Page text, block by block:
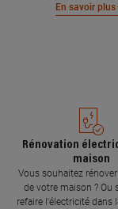
En savoir plus
Rénovation
maison
Vous souhaitez
de votre maison ? Ou
refaire l'électricité dans